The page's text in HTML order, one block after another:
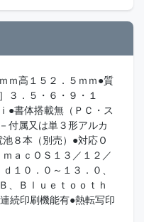
ｍ高１５２．５ｍｍ●質
３．５・６・９・１
●書体搭載無（ＰＣ・ス
付属又は単３形アルカ
８本（別売）●対応Ｏ
ａｃＯＳ１３／１２／
１０．０～１３．０、
、Ｂｌｕｅｔｏｏｔｈ
続印刷機能有●熱転写印